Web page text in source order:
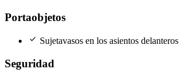
Portaobjetos
check Sujetavasos en los asientos delanteros
Seguridad